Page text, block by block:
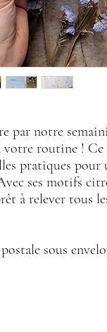
par notre
votre routine !
pratiques
ses motifs
à relever tous
sous